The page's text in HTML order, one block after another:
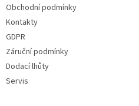
Obchodní podmínky
Kontakty
GDPR
Záruční podmínky
Dodací lhůty
Servis